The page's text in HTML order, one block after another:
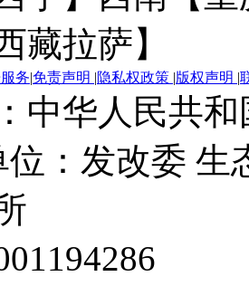
藏拉萨】
务|免责声明 |隐私权政策 |版权声明 |
中华人民共
：发改委 生